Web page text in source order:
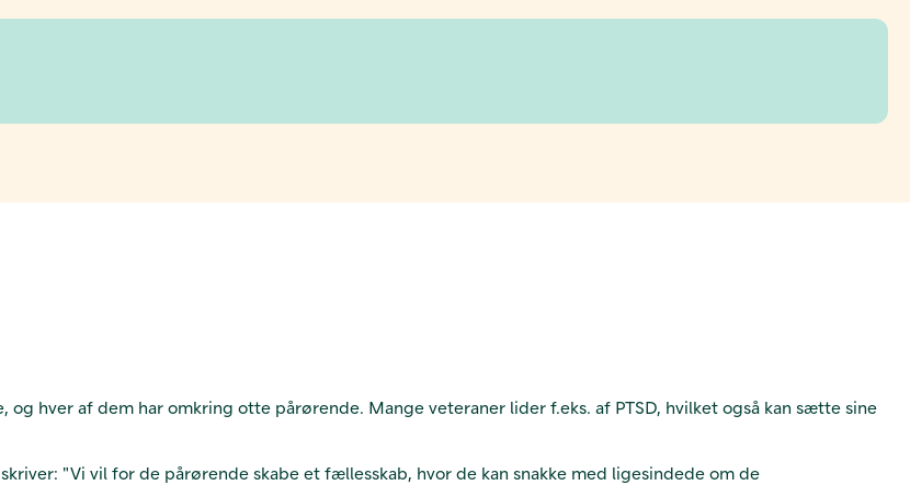
hver af dem har omkring otte pårørende. Mange veteraner lider f.eks. af PTSD, hvilket også kan sætte sine
"Vi vil for de pårørende skabe et fællesskab, hvor de kan snakke med ligesindede om de